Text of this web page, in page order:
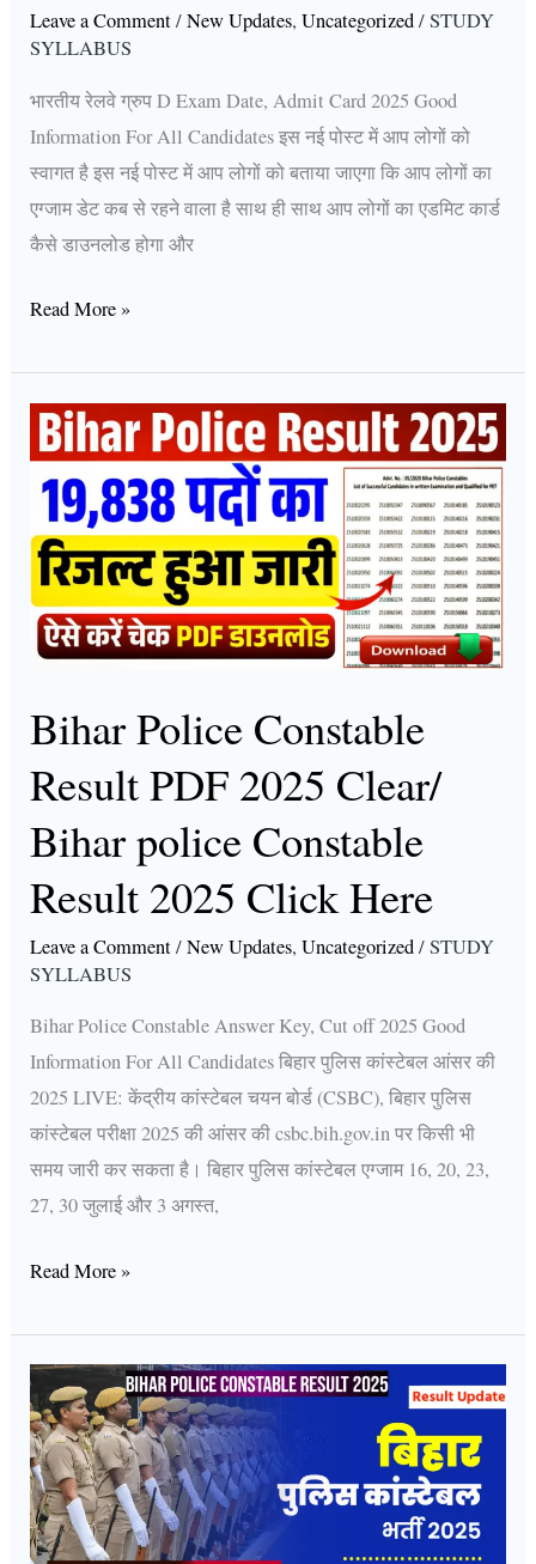
Leave a Comment/New Updates,Uncategorized/STUDY
SYLLABUS
भारतीय रेलवे ग्रुप D Exam Date, Admit Card 2025 Good
Information For All Candidates इस नई पोस्ट में आप लोगों को
स्वागत है इस नई पोस्ट में आप लोगों को बताया जाएगा कि आप लोगों का
एग्जाम डेट कब से रहने वाला है साथ ही साथ आप लोगों का एडमिट कार्ड
कैसे डाउनलोड होगा और
Download
Read More »
Bihar Police Constable
Result PDF 2025 Clear/
Bihar police Constable
Result 2025 Click Here
Leave a Comment/New Updates,Uncategorized/STUDY
SYLLABUS
Bihar Police Constable Answer Key, Cut off 2025 Good
Information For All Candidates बिहार पुलिस कांस्टेबल आंसर की
2025 LIVE: केंद्रीय कांस्टेबल चयन बोर्ड (CSBC), बिहार पुलिस
कांस्टेबल परीक्षा 2025 की आंसर की csbc.bih.gov.in पर किसी भी
समय जारी कर सकता है। बिहार पुलिस कांस्टेबल एग्जाम 16, 20, 23,
27, 30 जुलाई और 3 अगस्त,
Bihar
Police
Constable
Result
PDF
2025
Clear/
Constable
Result
Click
Here
Read More »
Bihar
Police
Result
2025
Click